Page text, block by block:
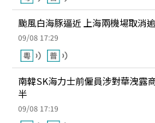
颱風白海豚逼近 上海兩機場取消
09/08 17:29
南韓SK海力士前僱員涉對華洩露
半
09/08 17:19